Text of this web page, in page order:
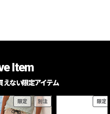
Item
えない限定アイテム
限定 別注 限定